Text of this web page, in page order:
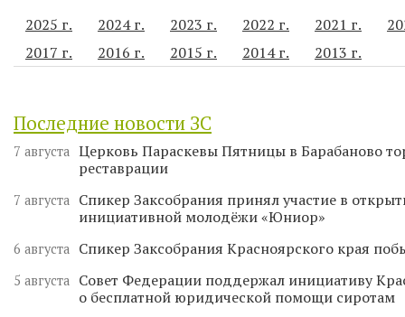
2025 г. 2024 г. 2023 г. 2022 г. 2021 г.
2017 г.
2016 г. 2015 г. 2014 г. 2013 г.
Последние новости ЗС
7 августа Церковь Параскевы Пятницы в Барабаново
реставрации
7 августа
Спикер Заксобрания принял участие в
инициативной молодёжи «Юниор»
6 августа Спикер Заксобрания Красноярского края
5 августа
Совет Федерации поддержал инициативу
о бесплатной юридической помощи сиротам